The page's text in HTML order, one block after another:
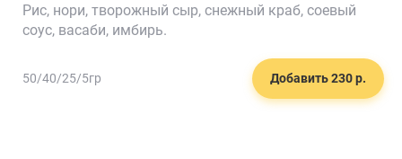
Рис, нори, творожный сыр, снежный краб, соевый
соус, васаби, имбирь.
50/40/25/5гр Добавить 230 р.